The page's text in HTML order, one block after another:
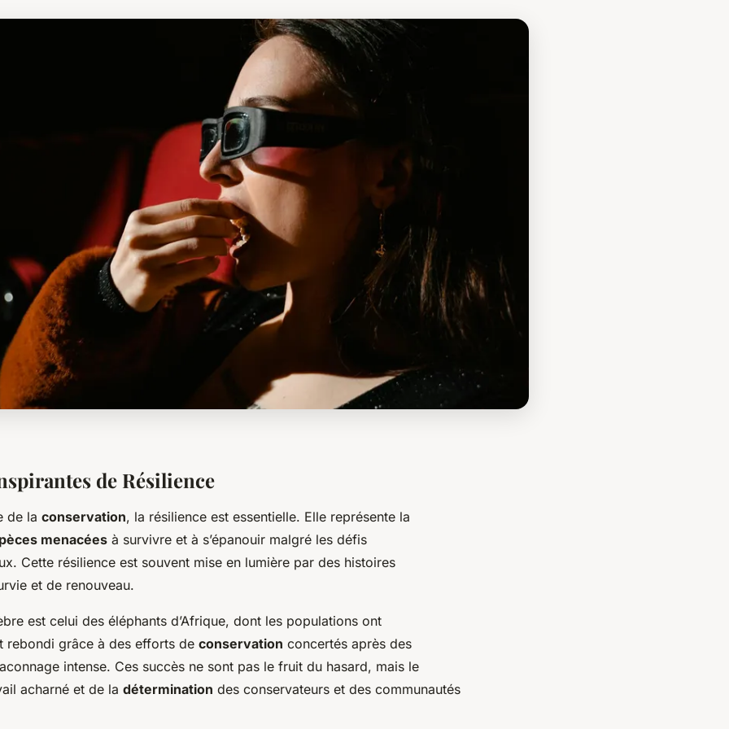
de Résilience
de la conservation, la résilience est essentielle. Elle représente la
menacées à survivre et à s’épanouir malgré les défis
Cette résilience est souvent mise en lumière par des histoires
et de renouveau.
est celui des éléphants d’Afrique, dont les populations ont
rebondi grâce à des efforts de conservation concertés après des
intense. Ces succès ne sont pas le fruit du hasard, mais le
acharné et de la détermination des conservateurs et des communautés